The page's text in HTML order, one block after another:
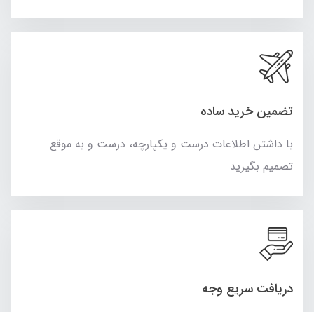
تضمین خرید ساده
با داشتن اطلاعات درست و یکپارچه، درست و به موقع
تصمیم بگیرید
دریافت سریع وجه